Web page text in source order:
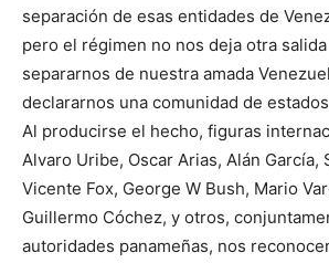
separación de esas entidades de
pero el régimen no nos deja otra
separarnos de nuestra amada
declararnos una comunidad de
Al producirse el hecho, figuras
Alvaro Uribe, Oscar Arias, Alán García,
Vicente Fox, George W Bush, Mario
Guillermo Cóchez, y otros,
autoridades panameñas, nos